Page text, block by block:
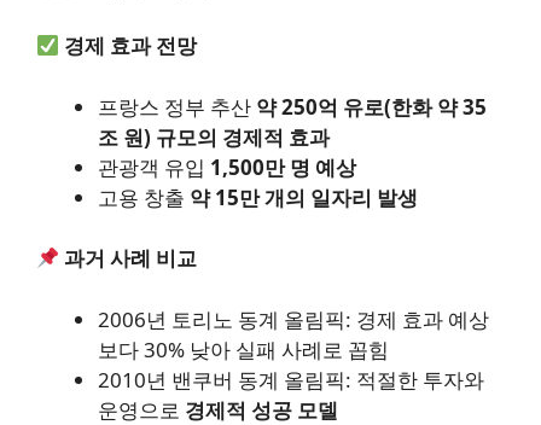
경제 효과 전망
프랑스 정부 추산 약 250억 유로(한화 약 35
조 원) 규모의 경제적 효과
관광객 유입 1,500만 명 예상
고용 창출 약 15만 개의 일자리 발생
과거 사례 비교
2006년 토리노 동계 올림픽: 경제 효과 예상
보다 30% 낮아 실패 사례로 꼽힘
2010년 밴쿠버 동계 올림픽: 적절한 투자와
운영으로 경제적 성공 모델